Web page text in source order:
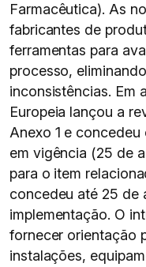
Farmacêutica). As
fabricantes de
ferramentas para
processo,
inconsistências. Em
Europeia lançou a
Anexo 1 e
em vigência (25 de
para o item
concedeu até 25 de
implementação. O
fornecer orientação
instalações,